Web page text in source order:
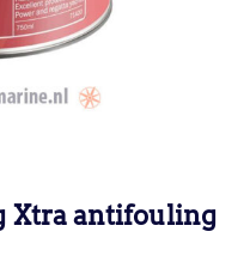
Xtra antifouling